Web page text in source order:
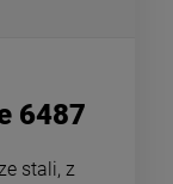
6487
stali, z